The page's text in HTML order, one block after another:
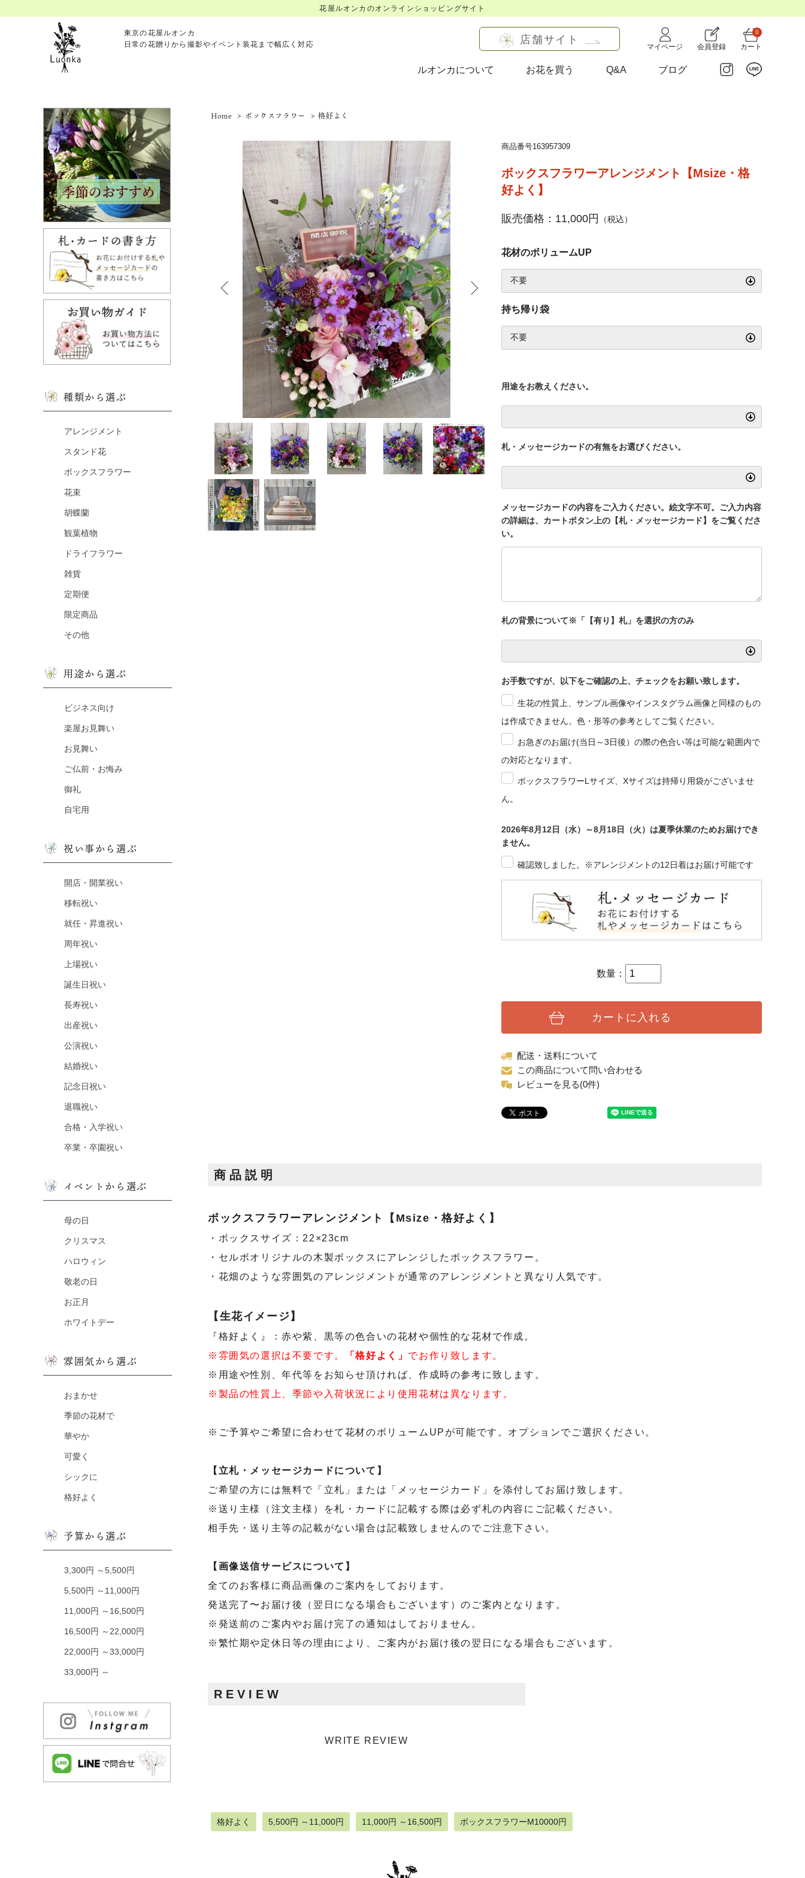
花屋ルオンカのオンラインショッピングサイト
東京の花屋ルオンカ
日常の花贈りから撮影やイベント装花まで幅広く対応
店舗サイト
マイページ 会員登録
0
カート
ルオンカについて お花を買う Q&A ブログ
種類から選ぶ
アレンジメント
スタンド花
ボックスフラワー
花束
胡蝶蘭
観葉植物
ドライフラワー
雑貨
定期便
限定商品
その他
用途から選ぶ
ビジネス向け
楽屋お見舞い
お見舞い
ご仏前・お悔み
御礼
自宅用
祝い事から選ぶ
開店・開業祝い
移転祝い
就任・昇進祝い
周年祝い
上場祝い
誕生日祝い
長寿祝い
出産祝い
公演祝い
結婚祝い
記念日祝い
退職祝い
合格・入学祝い
卒業・卒園祝い
イベントから選ぶ
母の日
クリスマス
ハロウィン
敬老の日
お正月
ホワイトデー
雰囲気から選ぶ
おまかせ
季節の花材で
華やか
可愛く
シックに
格好よく
予算から選ぶ
3,300円 ～5,500円
5,500円 ～11,000円
11,000円 ～16,500円
16,500円 ～22,000円
22,000円 ～33,000円
33,000円 ～
Home > ボックスフラワー > 格好よく
商品番号163957309
ボックスフラワーアレンジメント【Msize・格
好よく】
販売価格：11,000円 （税込）
花材のボリュームUP
持ち帰り袋
用途をお教えください。
札・メッセージカードの有無をお選びください。
メッセージカードの内容をご入力ください。絵文字不可。ご入力内容
の詳細は、カートボタン上の【札・メッセージカード】をご覧くださ
い。
札の背景について※「【有り】札」を選択の方のみ
お手数ですが、以下をご確認の上、チェックをお願い致します。
生花の性質上、サンプル画像やインスタグラム画像と同様のもの
は作成できません。色・形等の参考としてご覧ください。
お急ぎのお届け(当日～3日後）の際の色合い等は可能な範囲内で
の対応となります。
ボックスフラワーLサイズ、Xサイズは持帰り用袋がございませ
ん。
2026年8月12日（水）～8月18日（火）は夏季休業のためお届けでき
ません。
確認致しました。※アレンジメントの12日着はお届け可能です
数量：
カートに入れる
配送・送料について
この商品について問い合わせる
レビューを見る(0件)
商品説明
ボックスフラワーアレンジメント【Msize・格好よく】
・ボックスサイズ：22×23cm
・セルボオリジナルの木製ボックスにアレンジしたボックスフラワー。
・花畑のような雰囲気のアレンジメントが通常のアレンジメントと異なり人気です。
【生花イメージ】
『格好よく』：赤や紫、黒等の色合いの花材や個性的な花材で作成。
※雰囲気の選択は不要です。
「格好よく」 でお作り致します。
※用途や性別、年代等をお知らせ頂ければ、作成時の参考に致します。
※製品の性質上、季節や入荷状況により使用花材は異なります。
※ご予算やご希望に合わせて花材のボリュームUPが可能です。オプションでご選択ください。
【立札・メッセージカードについて】
ご希望の方には無料で「立札」または「メッセージカード」を添付してお届け致します。
※送り主様（注文主様）を札・カードに記載する際は必ず札の内容にご記載ください。
相手先・送り主等の記載がない場合は記載致しませんのでご注意下さい。
【画像送信サービスについて】
全てのお客様に商品画像のご案内をしております。
発送完了〜お届け後（翌日になる場合もございます）のご案内となります。
※発送前のご案内やお届け完了の通知はしておりません。
※繁忙期や定休日等の理由により、ご案内がお届け後の翌日になる場合もございます。
REVIEW
WRITE REVIEW
格好よく 5,500円 ～11,000円 11,000円 ～16,500円 ボックスフラワーM10000円